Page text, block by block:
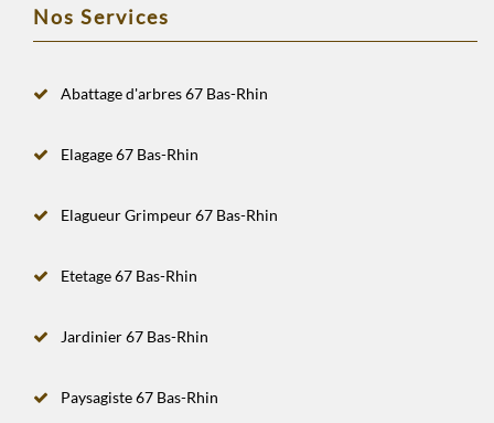
Nos Services
Abattage d'arbres 67 Bas-Rhin
Elagage 67 Bas-Rhin
Elagueur Grimpeur 67 Bas-Rhin
Etetage 67 Bas-Rhin
Jardinier 67 Bas-Rhin
Paysagiste 67 Bas-Rhin